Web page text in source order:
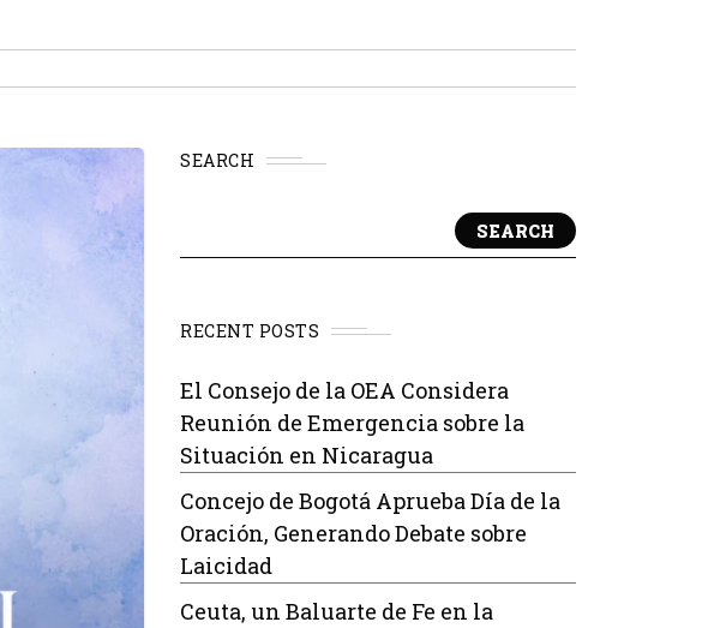
SEARCH
SEARCH
RECENT POSTS
El Consejo de la OEA Considera
Reunión de Emergencia sobre la
Situación en Nicaragua
Concejo de Bogotá Aprueba Día de la
Oración, Generando Debate sobre
Laicidad
Ceuta, un Baluarte de Fe en la